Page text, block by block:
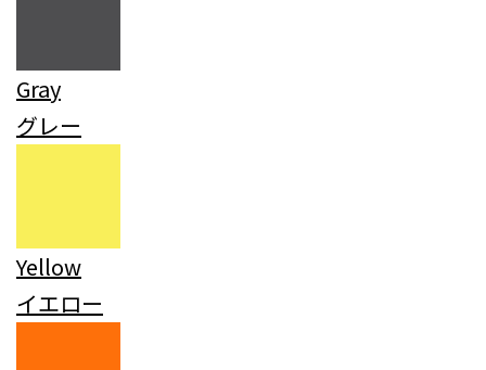
Gray
グレー
Yellow
イエロー